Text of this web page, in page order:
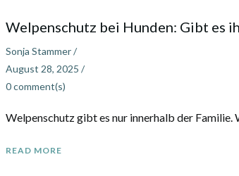
Welpenschutz bei Hunden: Gibt es
Sonja Stammer/
August 28, 2025 /
0comment(s)
Welpenschutz gibt es nur innerhalb der
READ MORE